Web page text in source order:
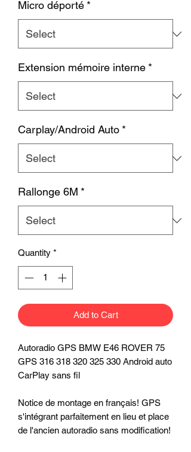
Micro déporté *
Extension mémoire interne *
Carplay/Android Auto *
Rallonge 6M *
Quantity *
Add to Cart
Autoradio GPS BMW E46 ROVER 75
GPS 316 318 320 325 330 Android auto
CarPlay sans fil
Notice de montage en français! GPS
s'intégrant parfaitement en lieu et place
de l'ancien autoradio sans modification!